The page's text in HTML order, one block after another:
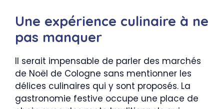
Une expérience culinaire à ne
pas manquer
Il serait impensable de parler des marchés
de Noël de Cologne sans mentionner les
délices culinaires qui y sont proposés. La
gastronomie festive occupe une place de